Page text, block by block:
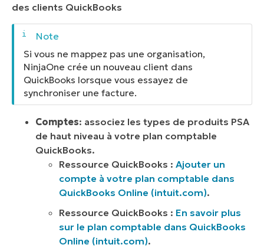
des clients QuickBooks
Si vous ne mappez pas une organisation,
NinjaOne crée un nouveau client dans
QuickBooks lorsque vous essayez de
synchroniser une facture.
Comptes: associez les types de produits PSA
de haut niveau à votre plan comptable
QuickBooks.
Ressource QuickBooks : Ajouter un
compte à votre plan comptable dans
QuickBooks Online (intuit.com).
Ressource QuickBooks : En savoir plus
sur le plan comptable dans QuickBooks
Online (intuit.com).